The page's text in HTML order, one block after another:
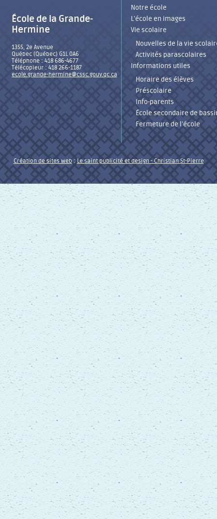
École de la Grande-
Hermine
1355, 2e Avenue
Québec (Québec) G1L 0A6
Téléphone : 418 686-4677
Télécopieur : 418 266-1187
ecole.grande-hermine@cssc.gouv.qc.ca
Notre école
L’école en images
Vie scolaire
Nouvelles de la vie
Activités parascolaires
Informations utiles
Horaire des élèves
Préscolaire
Info-parents
École secondaire de
Fermeture de l’école
Création de sites web: Le saint publicité et design- Christian St-Pierre